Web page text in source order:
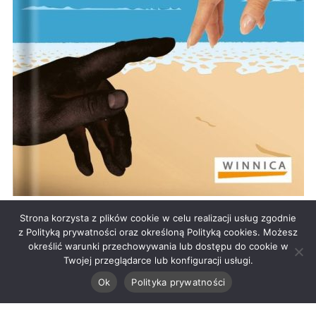
Spis treści
Strona korzysta z plików cookie w celu realizacji usług zgodnie
z Polityką prywatności oraz określoną Polityką cookies. Możesz
określić warunki przechowywania lub dostępu do cookie w
Twojej przeglądarce lub konfiguracji usługi.
Ok
Polityka prywatności